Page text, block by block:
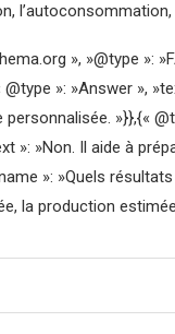
», »@type »:
@type »: »Answer »,
»}},{«
»: »Non. Il aide à
»: »Quels
la production